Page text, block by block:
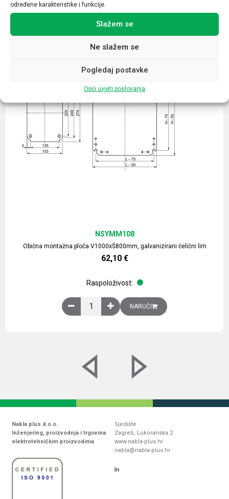
određene karakteristike i funkcije.
Slažem se
Ne slažem se
Pogledaj postavke
Opći uvjeti poslovanja
Povezani proizvodi
Obična montažna ploča V1000xŠ800mm, galvanizirani čelični lim
NSYMM108
62,10 €
Raspoloživost:
Obična montažna ploča V1000xŠ800mm,
NARUČI
Nabla plus d.o.o.
Inženjering, proizvodnja i trgovina
elektrotehničkim proizvodima
Sjedište
Zagreb, Lukoranska 2
www.nabla-plus.hr
nabla@nabla-plus.hr